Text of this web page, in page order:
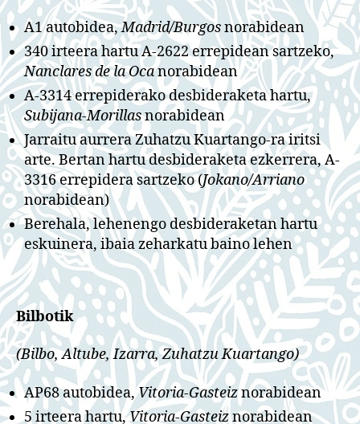
A1 autobidea,Madrid/Burgosnorabidean
340 irteera hartu A-2622 errepidean sartzeko,
Nanclares de la Ocanorabidean
A-3314 errepiderako desbideraketa hartu,
Subijana-Morillasnorabidean
Jarraitu aurrera Zuhatzu Kuartango-ra iritsi
arte. Bertan hartu desbideraketa ezkerrera, A-
3316 errepidera sartzeko (Jokano/Arriano
norabidean)
Berehala, lehenengo desbideraketan hartu
eskuinera, ibaia zeharkatu baino lehen
Bilbotik
(Bilbo, Altube, Izarra, Zuhatzu Kuartango)
AP68 autobidea,Vitoria-Gasteiznorabidean
5 irteera hartu,Vitoria-Gasteiznorabidean